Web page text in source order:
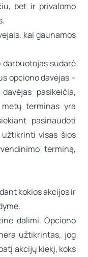
bet ir privalomo
kai gaunamos
sudarė
opciono davėjas –
pasikeičia,
terminas yra
pasinaudoti
visas šios
terminą,
kokios akcijos ir
dalimi. Opciono
užtikrintas, jog
akcijų kiekį, koks